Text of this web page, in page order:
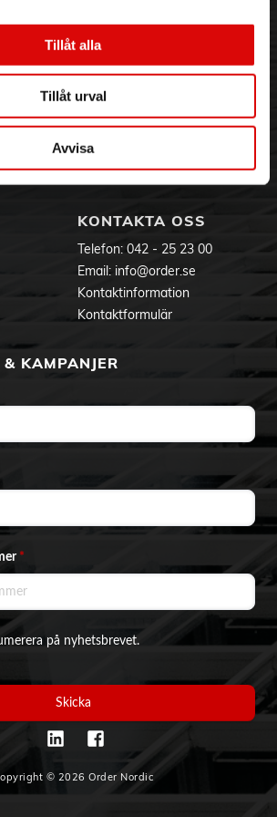
Tillåt alla
Tillåt urval
Avvisa
(vänster/höger ljudsignal)
med vit ring
Cu (koppar)
mm² högtalarkabel med svart nylonnät
Vanliga frågor
Service & Support
Godsefterlysning & Felleverans
Integritetspolicy
Om cookies
KONTAKTA OSS
Telefon: 042 - 25 23 00
Email: info@order.se
Kontaktinformation
Kontaktformulär
KAMPANJER
*
på nyhetsbrevet.
Skicka
© 2026 Order Nordic